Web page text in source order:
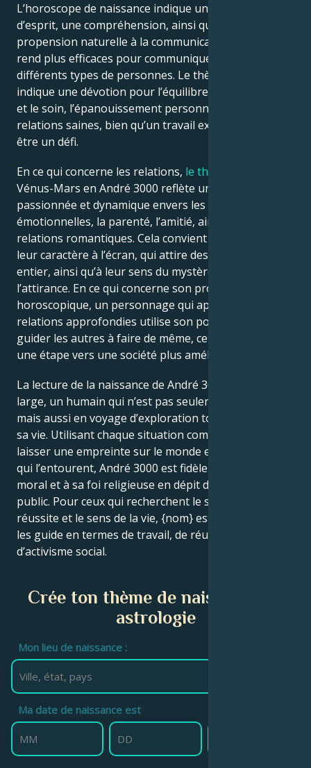
L’horoscope de naissance indique une ouverture
d’esprit, une compréhension, ainsi qu’une
propension naturelle à la communication, ce qui les
rend plus efficaces pour communiquer avec
différents types de personnes. Le thème natal
indique une dévotion pour l’équilibre entre le travail
et le soin, l’épanouissement personnel, ainsi que des
relations saines, bien qu’un travail exigeant puisse
être un défi.
En ce qui concerne les relations, le thème astral
Vénus-Mars en André 3000 reflète une attitude
passionnée et dynamique envers les relations
émotionnelles, la parenté, l’amitié, ainsi que les
relations romantiques. Cela convient parfaitement à
leur caractère à l’écran, qui attire des fans du monde
entier, ainsi qu’à leur sens du mystère et de
l’attirance. En ce qui concerne son profil
horoscopique, un personnage qui apprécie les
relations approfondies utilise son pouvoir pour
guider les autres à faire de même, ce qui constitue
une étape vers une société plus améliorée.
La lecture de la naissance de André 3000 est, au sens
large, un humain qui n’est pas seulement célèbre,
mais aussi en voyage d’exploration tout au long de
sa vie. Utilisant chaque situation comme un moyen de
laisser une empreinte sur le monde et d’inspirer ceux
qui l’entourent, André 3000 est fidèle à son code
moral et à sa foi religieuse en dépit de l’attention du
public. Pour ceux qui recherchent le succès, la
réussite et le sens de la vie, {nom} est une étoile qui
les guide en termes de travail, de réussite et
d’activisme social.
Crée ton thème de naissance en
astrologie
Mon lieu de naissance :
Ma date de naissance est